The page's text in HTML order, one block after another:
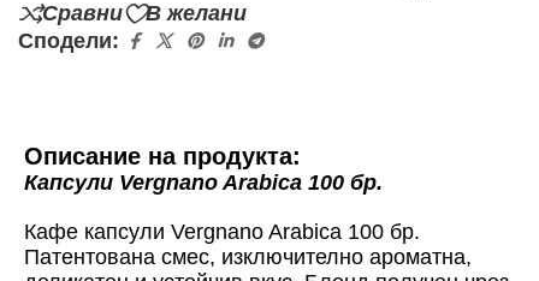
Сравни
В желани
Сподели:
Описание на продукта:
Капсули Vergnano Arabica 100 бр.
Кафе капсули Vergnano Arabica 100 бр.
Патентована смес, изключително ароматна,